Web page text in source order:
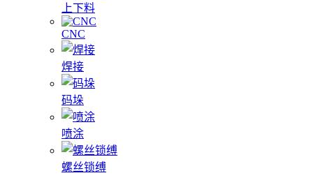
上下料
CNC
焊接
码垛
喷涂
螺丝锁缚